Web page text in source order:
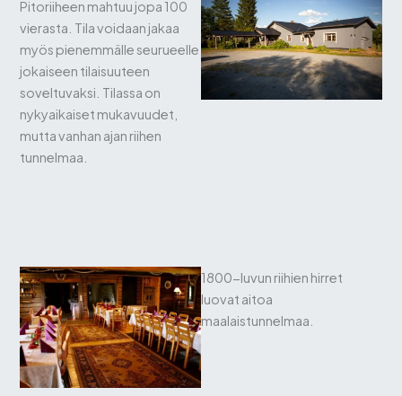
Pitoriiheen mahtuu jopa 100
vierasta. Tila voidaan jakaa
myös pienemmälle seurueelle
jokaiseen tilaisuuteen
soveltuvaksi. Tilassa on
nykyaikaiset mukavuudet,
mutta vanhan ajan riihen
tunnelmaa.
1800-luvun riihien hirret
luovat aitoa
maalaistunnelmaa.